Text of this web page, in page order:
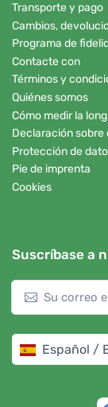
Transporte y pago
Cambios,
Programa de
Contacte con
Términos y
Quiénes somos
Cómo medir la
Declaración sobre
Protección de
Pie de imprenta
Cookies
Suscríbase a
Español /